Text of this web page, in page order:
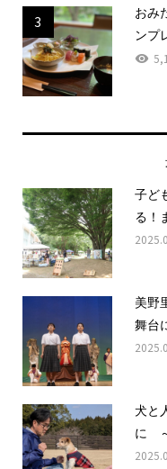
3
おみ
ンプ
子ど
る！
美野
舞台
犬と
に